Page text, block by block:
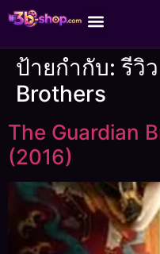
ป้ายกำกับ:รีวิ
Brothers
The Guardian
(2016)